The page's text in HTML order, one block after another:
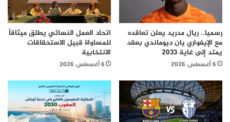
رسميا.. ريال مدريد يعلن تعاقده
مع الإيفواري يان ديوماندي بعقد
يمتد إلى غاية 2033
6 أغسطس، 2026
اتحاد العمل النسائي يطلق ميثاقاً
للمساواة قبيل الاستحقاقات
الانتخابية
6 أغسطس، 2026